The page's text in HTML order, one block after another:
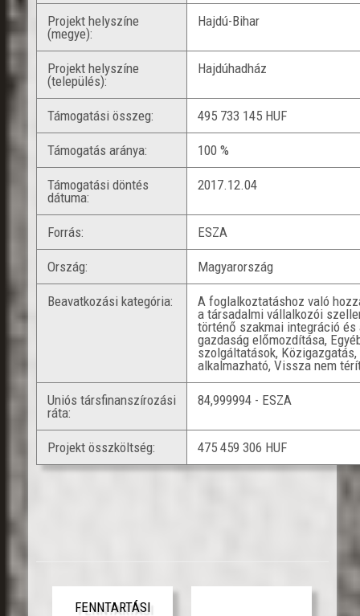
Projekt helyszíne
(megye):
Hajdú-Bihar
Projekt helyszíne
(település):
Hajdúhadház
Támogatási összeg: 495 733 145 HUF
Támogatás aránya: 100 %
Támogatási döntés
dátuma:
2017.12.04
Forrás: ESZA
Ország: Magyarország
Beavatkozási kategória:
A foglalkoztatáshoz való
a társadalmi vállalkozói
történő szakmai integráció
gazdaság előmozdítása,
szolgáltatások,
alkalmazható, Vissza nem
Uniós társfinanszírozási
ráta:
84,999994 - ESZA
Projekt összköltség: 475 459 306 HUF
FENNTARTÁSI